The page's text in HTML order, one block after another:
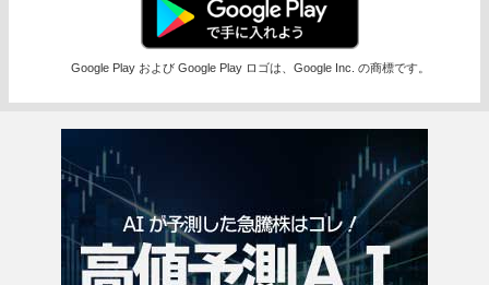
Google Play および Google Play ロゴは、Google Inc. の商標です。